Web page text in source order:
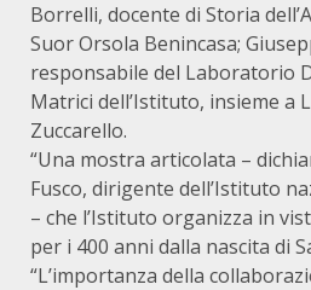
Borrelli, docente di Storia
Suor Orsola Benincasa;
responsabile del Laboratorio
Matrici dell’Istituto, insieme a
Zuccarello.
“Una mostra articolata –
Fusco, dirigente dell’Istituto
– che l’Istituto organizza in
per i 400 anni dalla nascita di
“L’importanza della